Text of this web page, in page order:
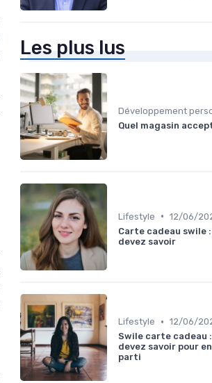
Les plus lus
Quel magasin
Lifestyle • 12/06/
Carte cadeau swile
devez savoir
Lifestyle • 12/06/
Swile carte cadeau
devez savoir pour
parti